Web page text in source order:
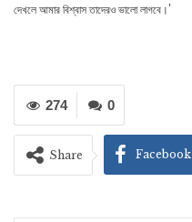
দেখলে আমার বিশ্বাস তাদেরও ভালো লাগবে।’
0
274
Share Facebook